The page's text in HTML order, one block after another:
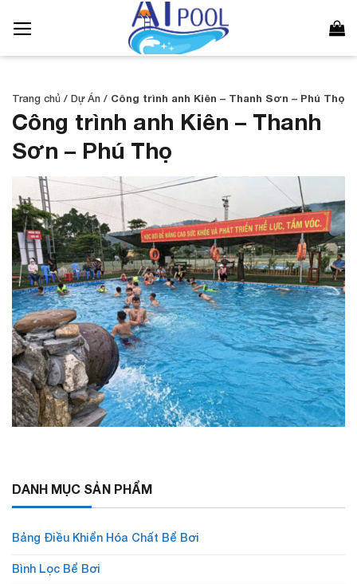
qua
Trang chủ / Dự Án / Công trình anh Kiên – Thanh Sơn – Phú Thọ
Công trình anh Kiên – Thanh
Sơn – Phú Thọ
DANH MỤC SẢN PHẨM
Bảng Điều Khiển Hóa Chất Bể Bơi
Bình Lọc Bể Bơi